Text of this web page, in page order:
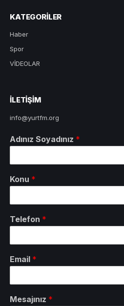
KATEGORILER
Haber
Spor
VİDEOLAR
ILETIŞIM
info@yurtfm.org
Adınız Soyadınız *
Konu *
Telefon *
Email *
Mesajınız *